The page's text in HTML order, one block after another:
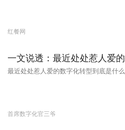
红餐网
一文说透：最近处处惹人爱
最近处处惹人爱的数字化转型到底是什
首席数字化官三爷